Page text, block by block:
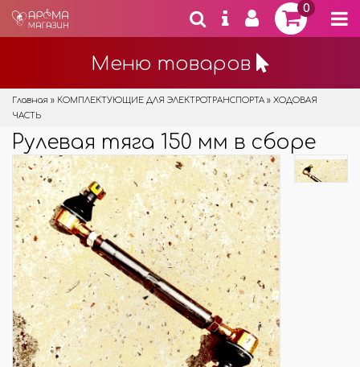
0
Меню товаров
Главная » КОМПЛЕКТУЮЩИЕ ДЛЯ ЭЛЕКТРОТРАНСПОРТА » ХОДОВАЯ
ЧАСТЬ
Рулевая тяга 150 мм в сборе